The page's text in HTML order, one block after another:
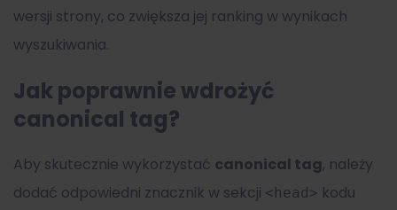
wersji strony, co zwiększa jej ranking w wynikach
wyszukiwania.
Jak poprawnie wdrożyć
canonical tag?
Aby skutecznie wykorzystać canonical tag, należy
dodać odpowiedni znacznik w sekcji <head> kodu